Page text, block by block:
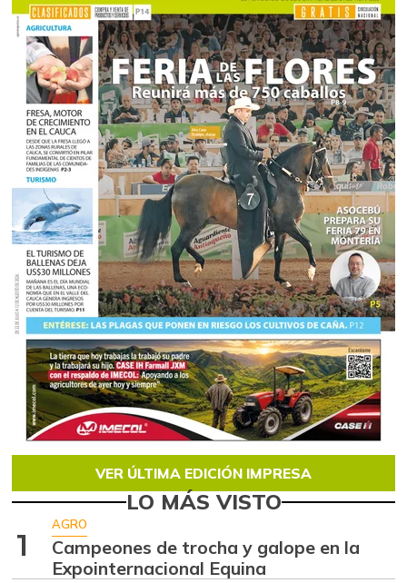
VER ÚLTIMA EDICIÓN IMPRESA
LO MÁS VISTO
1
AGRO
Campeones de trocha y galope en la
Expointernacional Equina